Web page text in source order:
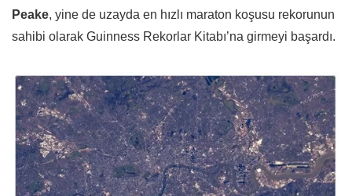
Peake, yine de uzayda en hızlı maraton koşusu rekorunun
sahibi olarak Guinness Rekorlar Kitabı’na girmeyi başardı.